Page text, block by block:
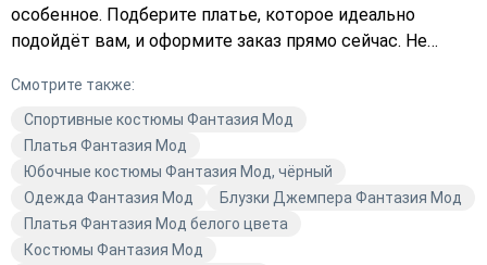
особенное. Подберите платье, которое идеально
подойдёт вам, и оформите заказ прямо сейчас. Не
цене.
Смотрите также:
Спортивные костюмы Фантазия Мод
Платья Фантазия Мод
Юбочные костюмы Фантазия Мод, чёрный
Одежда Фантазия Мод
Блузки Джемпера Фантазия Мод
Платья Фантазия Мод белого цвета
Костюмы Фантазия Мод